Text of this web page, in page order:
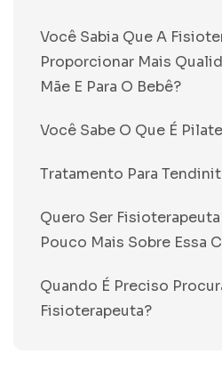
Você Sabia Que A
Proporcionar Mais
Mãe E Para O Bebê?
Você Sabe O Que É
Tratamento Para
Quero Ser
Pouco Mais Sobre Essa
Quando É Preciso
Fisioterapeuta?